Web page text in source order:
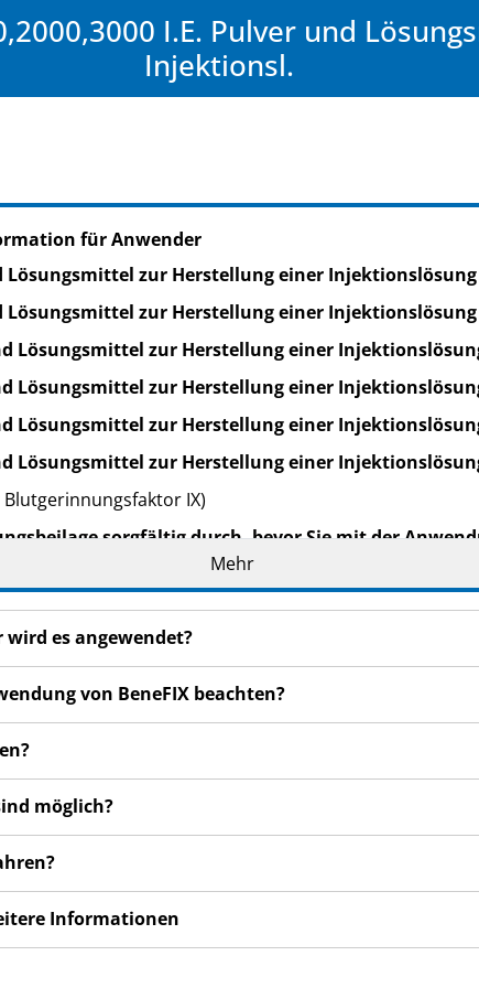
I.E. Pulver und
Injektionsl.
für Anwender
Lösungsmittel zur Herstellung einer Injektionslösung
Lösungsmittel zur Herstellung einer Injektionslösung
Lösungsmittel zur Herstellung einer
Lösungsmittel zur Herstellung einer
Lösungsmittel zur Herstellung einer
Lösungsmittel zur Herstellung einer
IX)
sorgfältig durch, bevor Sie mit der
auf. Vielleicht möchten Sie diese später nochmals
haben, wenden Sie sich an Ihren Arzt, Apotheker oder
persönlich verschrieben. Geben Sie es nicht an
auch wenn diese die gleichen Beschwerden haben
bemerken, wenden Sie sich an Ihren Arzt, Apotheker
für Nebenwirkungen, die nicht in dieser
Mehr
wird es angewendet?
von BeneFIX beachten?
möglich?
Informationen